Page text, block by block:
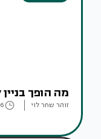
מה הופך
זוהר שחר לוי